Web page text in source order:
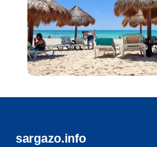
18 playas
sargazo.info